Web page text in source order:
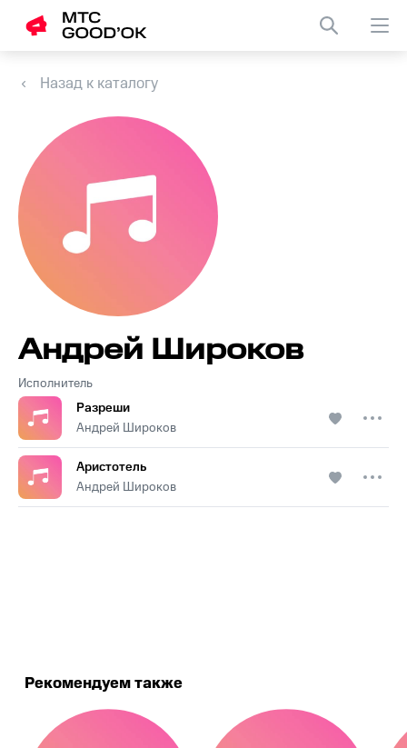
Назад к каталогу
Исполнитель
Андрей Широков
Разреши
Андрей Широков
Аристотель
Андрей Широков
Рекомендуем также